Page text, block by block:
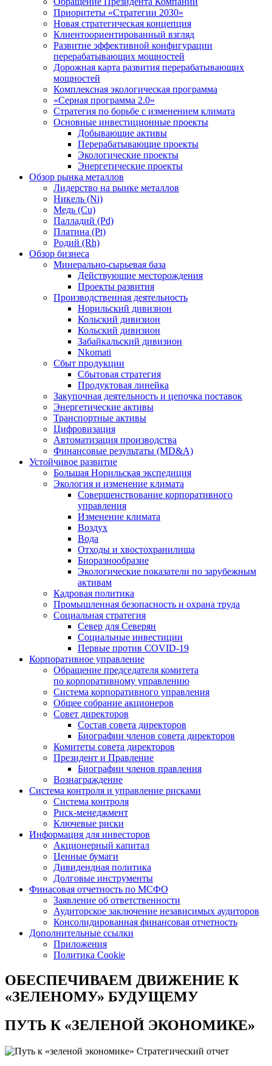
Приоритеты «Стратегии 2030»
Новая стратегическая концепция
Клиентоориентированный взгляд
Развитие эффективной конфигурации
перерабатывающих мощностей
Дорожная карта развития перерабатывающих
мощностей
Комплексная экологическая программа
«Серная программа 2.0»
Стратегия по борьбе с изменением климата
Основные инвестиционные проекты
Добывающие активы
Перерабатывающие проекты
Экологические проекты
Энергетические проекты
Обзор рынка металлов
Лидерство на рынке металлов
Никель (Ni)
Медь (Cu)
Палладий (Pd)
Платина (Pt)
Родий (Rh)
Обзор бизнеса
Минерально-сырьевая база
Действующие месторождения
Проекты развития
Производственная деятельность
Норильский дивизион
Кольский дивизион
Кольский дивизион
Забайкальский дивизион
Nkomati
Сбыт продукции
Сбытовая стратегия
Продуктовая линейка
Закупочная деятельность и цепочка поставок
Энергетические активы
Транспортные активы
Цифровизация
Автоматизация производства
Финансовые результаты (MD&A)
Устойчивое развитие
Большая Норильская экспедиция
Экология и изменение климата
Совершенствование корпоративного
управления
Изменение климата
Воздух
Вода
Отходы и хвостохранилища
Биоразнообразие
Экологические показатели по зарубежным
активам
Кадровая политика
Промышленная безопасность и охрана труда
Социальная стратегия
Север для Северян
Социальные инвестиции
Первые против COVID‑19
Корпоративное управление
Обращение председателя комитета
по корпоративному управлению
Система корпоративного управления
Общее собрание акционеров
Совет директоров
Состав совета директоров
Биографии членов совета директоров
Комитеты совета директоров
Президент и Правление
Биографии членов правления
Вознаграждение
Система контроля и управление рисками
Система контроля
Риск-менеджмент
Ключевые риски
Информация для инвесторов
Акционерный капитал
Ценные бумаги
Дивидендная политика
Долговые инструменты
Финасовая отчетность по МСФО
Заявление об ответственности
Аудиторское заключение независимых аудиторов
Консолидированная финансовая отчетность
Дополнительные ссылки
Приложения
Политика Cookie
ОБЕСПЕЧИВАЕМ ДВИЖЕНИЕ К
«ЗЕЛЕНОМУ» БУДУЩЕМУ
ПУТЬ К«ЗЕЛЕНОЙ ЭКОНОМИКЕ»
Стратегический отчет